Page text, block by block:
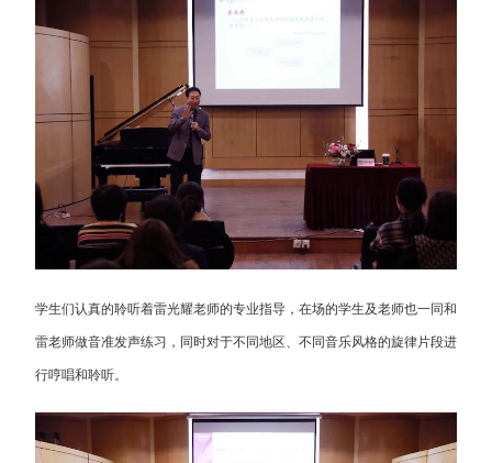
学生们认真的聆听着雷光耀老师的专业指导，在场的学生及老师也一同和
雷老师做音准发声练习，同时对于不同地区、不同音乐风格的旋律片段进
行哼唱和聆听。